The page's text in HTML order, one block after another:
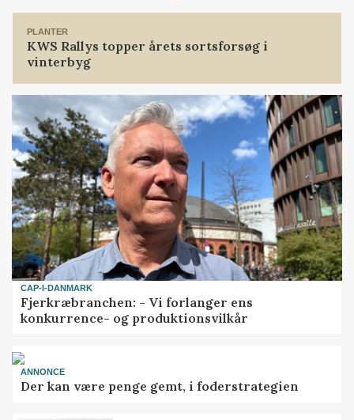
PLANTER
KWS Rallys topper årets sortsforsøg i
vinterbyg
CAP-I-DANMARK
Fjerkræbranchen: - Vi forlanger ens
konkurrence- og produktionsvilkår
ANNONCE
Der kan være penge gemt, i foderstrategien